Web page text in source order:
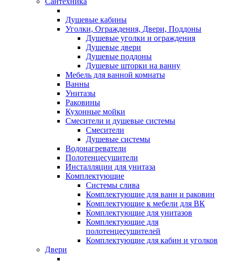
Душевые кабины
Уголки, Ограждения, Двери, Поддоны
Душевые уголки и ограждения
Душевые двери
Душевые поддоны
Душевые шторки на ванну
Мебель для ванной комнаты
Ванны
Унитазы
Раковины
Кухонные мойки
Смесители и душевые системы
Смесители
Душевые системы
Водонагреватели
Полотенцесушители
Инсталляции для унитаза
Комплектующие
Системы слива
Комплектующие для ванн и раковин
Комплектующие к мебели для ВК
Комплектующие для унитазов
Комплектующие для
полотенцесушителей
Комплектующие для кабин и уголков
Двери